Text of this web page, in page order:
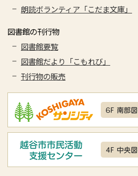
朗読ボランティア「こだま文庫」
図書館の刊行物
図書館要覧
図書館だより「こもれび」
刊行物の販売